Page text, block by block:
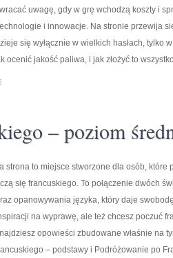
uwagę, gdy w grę wchodzą koszty i
i innowacje. Na stronie przewija
się wyłącznie w wielkich hasłach, tylko
ocenić jakość paliwa, i jak złożyć to
– poziom
strona to miejsce stworzone dla osób,
się francuskiego. To połączenie dwóch
opanowywania języka, który daje
na wyprawę, ale też chcesz poczuć
opowieści zbudowane właśnie na
– podstawy i Podróżowanie po